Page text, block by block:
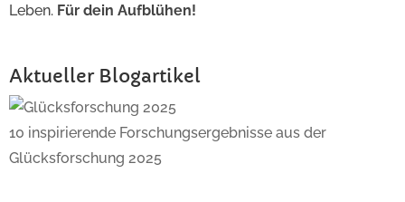
Leben. Für dein Aufblühen!
Aktueller Blogartikel
10 inspirierende Forschungsergebnisse aus der
Glücksforschung 2025